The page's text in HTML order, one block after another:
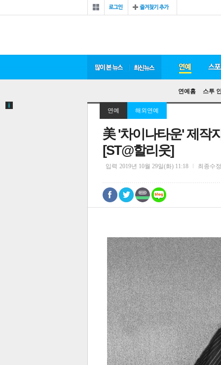
로그 즐겨찾기
많이 본 뉴스 최신 뉴스 연예
연예홈 스투
스
연예 해외연예
美 '차이나타운' 제작
[ST@할리웃]
입력 2019년 10월 29일(화) 11:18 최종수정
0